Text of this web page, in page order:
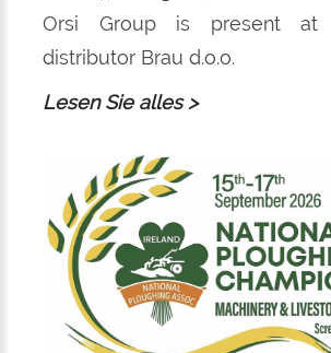
Orsi Group is present at
distributor Brau d.o.o.
Lesen Sie alles >